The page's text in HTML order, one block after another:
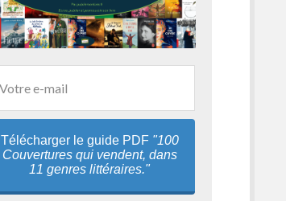
Télécharger le guide PDF "100
Couvertures qui vendent, dans
11 genres littéraires."